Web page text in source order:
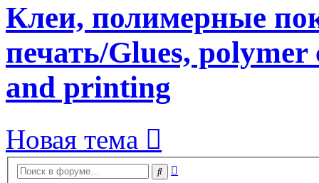
Клеи, полимерные
печать/Glues,
and printing
Новая тема
Поиск